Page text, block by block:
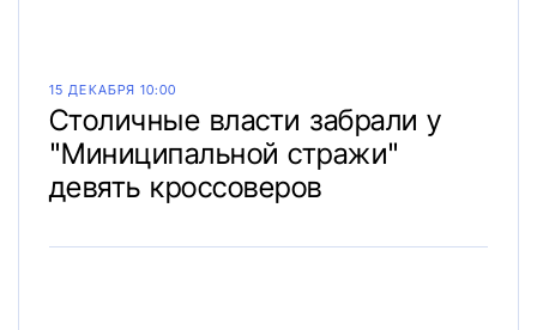
15 ДЕКАБРЯ 10:00
Столичные власти забрали у
"Миниципальной стражи"
девять кроссоверов